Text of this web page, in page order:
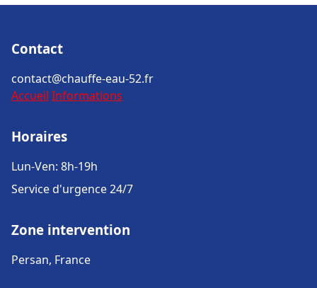
Contact
contact@chauffe-eau-52.fr
Accueil Informations
Horaires
Lun-Ven: 8h-19h
Service d'urgence 24/7
Zone intervention
Persan, France